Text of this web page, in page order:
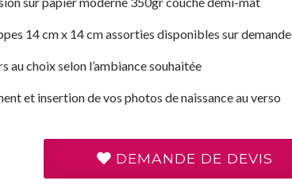
14 cm x 14 cm assorties disponibles sur demande
au choix selon l’ambiance souhaitée
et insertion de vos photos de naissance au verso
DEMANDE DE DEVIS